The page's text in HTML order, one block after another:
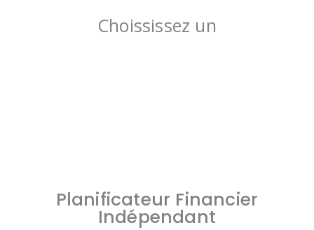
Choississez un
Planificateur Financier
Indépendant